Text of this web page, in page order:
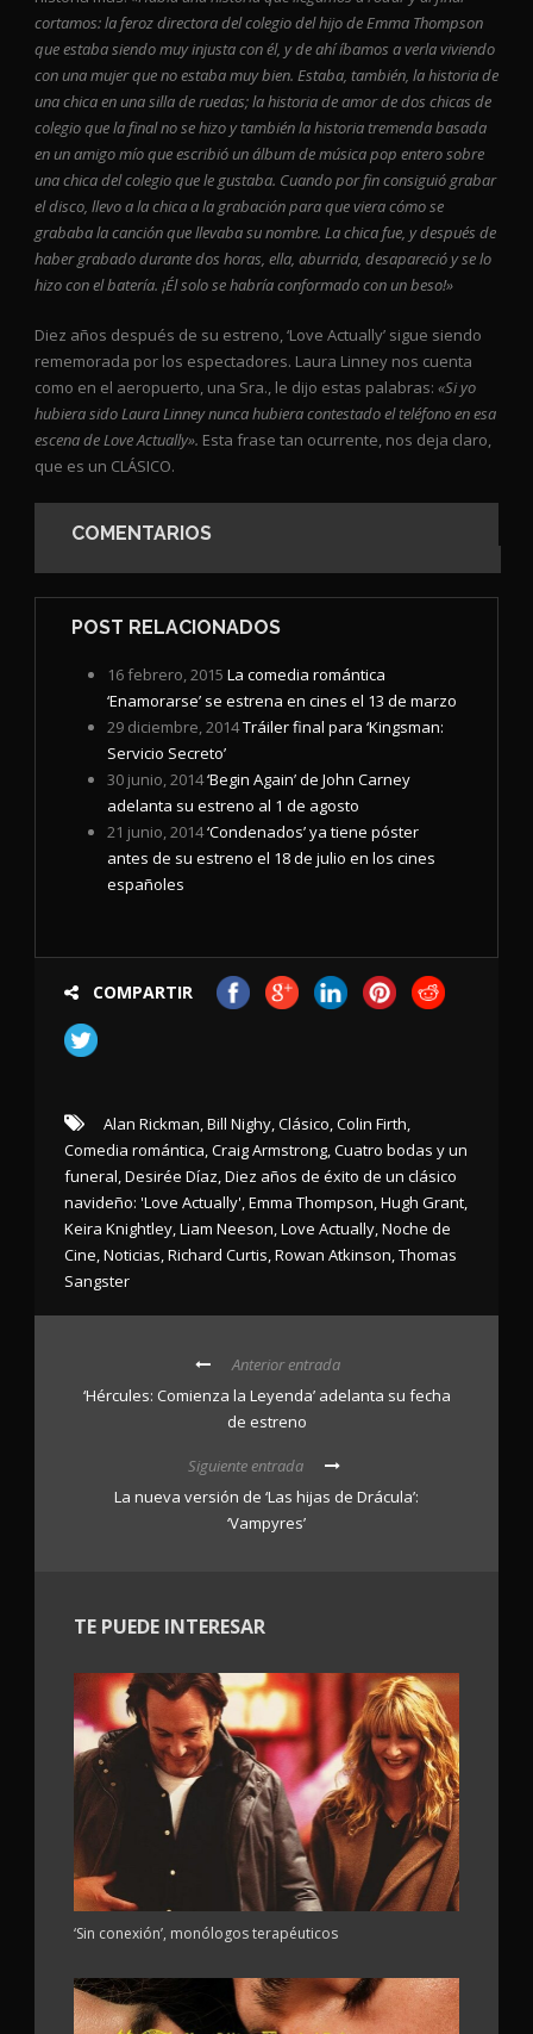
cortamos: la feroz directora del colegio del hijo de Emma Thompson
que estaba siendo muy injusta con él, y de ahí íbamos a verla viviendo
con una mujer que no estaba muy bien. Estaba, también, la historia de
una chica en una silla de ruedas; la historia de amor de dos chicas de
colegio que la final no se hizo y también la historia tremenda basada
en un amigo mío que escribió un álbum de música pop entero sobre
una chica del colegio que le gustaba. Cuando por fin consiguió grabar
el disco, llevo a la chica a la grabación para que viera cómo se
grababa la canción que llevaba su nombre. La chica fue, y después de
haber grabado durante dos horas, ella, aburrida, desapareció y se lo
hizo con el batería. ¡Él solo se habría conformado con un beso!»
Diez años después de su estreno, ‘Love Actually’ sigue siendo
rememorada por los espectadores. Laura Linney nos cuenta
como en el aeropuerto, una Sra., le dijo estas palabras: «Si yo
hubiera sido Laura Linney nunca hubiera contestado el teléfono en esa
escena de Love Actually». Esta frase tan ocurrente, nos deja claro,
que es un CLÁSICO.
COMENTARIOS
POST RELACIONADOS
16 febrero, 2015 La comedia romántica
‘Enamorarse’ se estrena en cines el 13 de marzo
29 diciembre, 2014Tráiler final para ‘Kingsman:
Servicio Secreto’
30 junio, 2014‘Begin Again’ de John Carney
adelanta su estreno al 1 de agosto
21 junio, 2014‘Condenados’ ya tiene póster
antes de su estreno el 18 de julio en los cines
españoles
COMPARTIR
Alan Rickman,Bill Nighy,Clásico,Colin Firth,
Comedia romántica,Craig Armstrong,Cuatro bodas y un
funeral,Desirée Díaz,Diez años de éxito de un clásico
navideño: 'Love Actually',Emma Thompson,Hugh Grant,
Keira Knightley,Liam Neeson,Love Actually,Noche de
Cine,Noticias,Richard Curtis,Rowan Atkinson,Thomas
Sangster
Anterior entrada
‘Hércules: Comienza la Leyenda’ adelanta su fecha
de estreno
Siguiente entrada
La nueva versión de ‘Las hijas de Drácula’:
‘Vampyres’
TE PUEDE INTERESAR
‘Sin conexión’, monólogos terapéuticos